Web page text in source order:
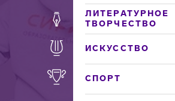
ЛИТЕРАТУРНОЕ
ТВОРЧЕСТВО
ИСКУССТВО
СПОРТ